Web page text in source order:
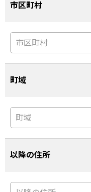
市区町村
町域
以降の住所